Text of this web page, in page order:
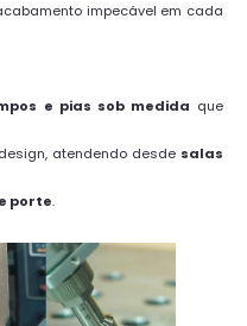
impecável em cada
e pias sob medida que
atendendo desde salas
porte.